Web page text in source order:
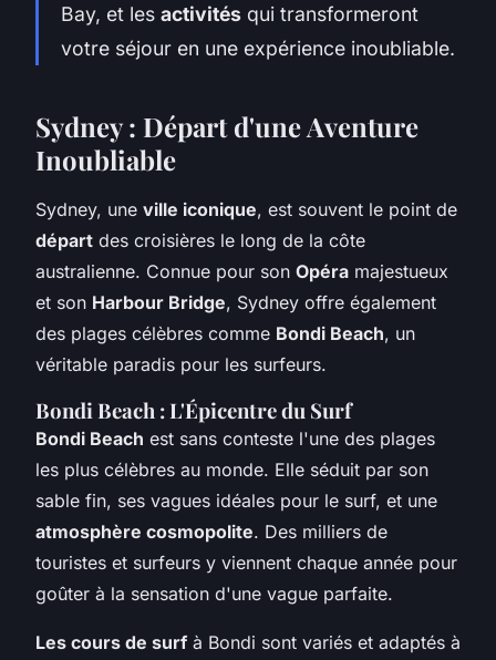
Bay, et les activités qui transformeront
votre séjour en une expérience inoubliable.
Sydney : Départ d'une Aventure
Inoubliable
Sydney, une ville iconique, est souvent le point de
départ des croisières le long de la côte
australienne. Connue pour son Opéra majestueux
et son Harbour Bridge, Sydney offre également
des plages célèbres comme Bondi Beach, un
véritable paradis pour les surfeurs.
Bondi Beach : L'Épicentre du Surf
Bondi Beach est sans conteste l'une des plages
les plus célèbres au monde. Elle séduit par son
sable fin, ses vagues idéales pour le surf, et une
atmosphère cosmopolite. Des milliers de
touristes et surfeurs y viennent chaque année pour
goûter à la sensation d'une vague parfaite.
Les cours de surf à Bondi sont variés et adaptés à